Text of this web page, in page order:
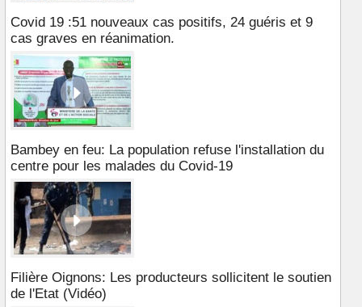
Covid 19 :51 nouveaux cas positifs, 24 guéris et 9
cas graves en réanimation.
Bambey en feu: La population refuse l'installation du
centre pour les malades du Covid-19
Filière Oignons: Les producteurs sollicitent le soutien
de l'Etat (Vidéo)